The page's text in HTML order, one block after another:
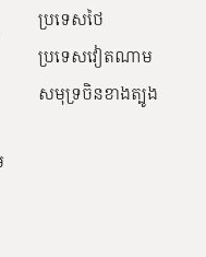
ប្រទេសថៃ
ប្រទេសវៀតណាម
សមុទ្រចិនខាងត្បូង